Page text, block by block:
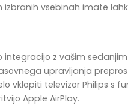
vsebinah imate
z vašim
upravljanja
vklopiti televizor Philips s
Apple AirPlay.